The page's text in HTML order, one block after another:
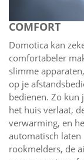
COMFORT
Domotica kan
comfortabeler
slimme
op je
bedienen. Zo kun
het huis verlaat,
verwarming, en
automatisch
rookmelders, de